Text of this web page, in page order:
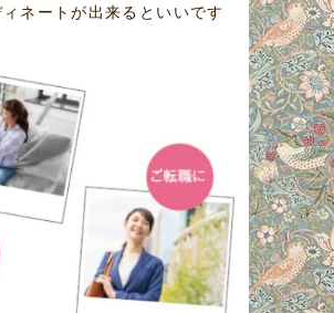
ネートが出来るといいです